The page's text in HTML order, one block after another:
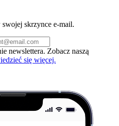
skrzynce e-mail.
newslettera. Zobacz naszą
się więcej.